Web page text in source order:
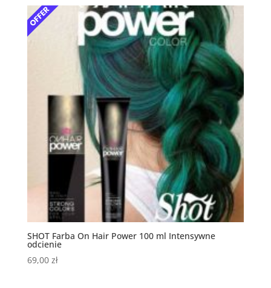
SHOT Farba On Hair Power 100 ml Intensywne
odcienie
69,00 zł